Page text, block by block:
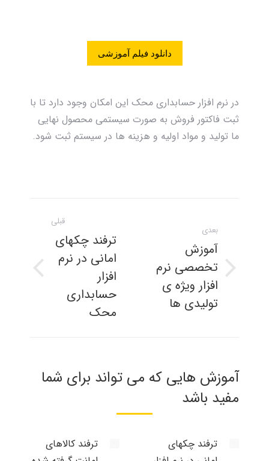
دانلود فیلم آموزشی
در نرم افزار حسابداری محک این امکان وجود دارد تا با
ثبت فاکتور فروش به صورت سیستمی محصول نهایی
ما تولید و مواد اولیه و هزینه ها در سیستم ثبت شود.
مطلب
قبلی
پست
ترفند چکهای
امانی در نرم
افزار
حسابداری
محک
بعدی
نوشته
بعدی:
آموزش
تخصصی نرم
افزار ویژه ی
تولیدی ها
آموزش هایی که می تواند برای شما
مفید باشد
ترفند چکهای
ترفند کالاهای